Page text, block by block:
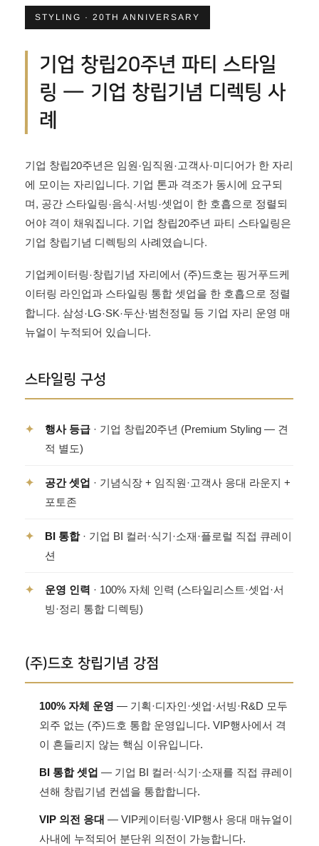
STYLING · 20TH ANNIVERSARY
기업 창립20주년 파티 스타일
링 — 기업 창립기념 디렉팅 사
례
기업 창립20주년은 임원·임직원·고객사·미디어가 한 자리
에 모이는 자리입니다. 기업 톤과 격조가 동시에 요구되
며, 공간 스타일링·음식·서빙·셋업이 한 호흡으로 정렬되
어야 격이 채워집니다. 기업 창립20주년 파티 스타일링은
기업 창립기념 디렉팅의 사례였습니다.
기업케이터링·창립기념 자리에서 (주)드호는 핑거푸드케
이터링 라인업과 스타일링 통합 셋업을 한 호흡으로 정렬
합니다. 삼성·LG·SK·두산·범천정밀 등 기업 자리 운영 매
뉴얼이 누적되어 있습니다.
스타일링 구성
✦ 행사 등급 · 기업 창립20주년 (Premium Styling — 견
적 별도)
✦ 공간 셋업 · 기념식장 + 임직원·고객사 응대 라운지 +
포토존
✦ BI 통합· 기업 BI 컬러·식기·소재·플로럴 직접 큐레이
션
✦ 운영 인력 · 100% 자체 인력 (스타일리스트·셋업·서
빙·정리 통합 디렉팅)
(주)드호 창립기념 강점
100% 자체 운영 — 기획·디자인·셋업·서빙·R&D 모두
외주 없는 (주)드호 통합 운영입니다. VIP행사에서 격
이 흔들리지 않는 핵심 이유입니다.
BI 통합 셋업 — 기업 BI 컬러·식기·소재를 직접 큐레이
션해 창립기념 컨셉을 통합합니다.
VIP 의전 응대 — VIP케이터링·VIP행사 응대 매뉴얼이
사내에 누적되어 분단위 의전이 가능합니다.